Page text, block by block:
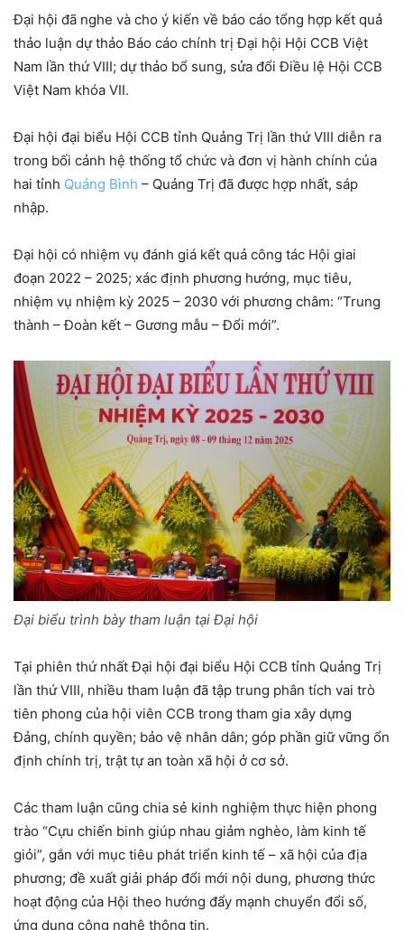
Đại hội đã nghe và cho ý kiến về báo cáo tổng hợp kết quả
thảo luận dự thảo Báo cáo chính trị Đại hội Hội CCB Việt
Nam lần thứ VIII; dự thảo bổ sung, sửa đổi Điều lệ Hội CCB
Việt Nam khóa VII.
Đại hội đại biểu Hội CCB tỉnh Quảng Trị lần thứ VIII diễn ra
trong bối cảnh hệ thống tổ chức và đơn vị hành chính của
hai tỉnh Quảng Bình – Quảng Trị đã được hợp nhất, sáp
nhập.
Đại hội có nhiệm vụ đánh giá kết quả công tác Hội giai
đoạn 2022 – 2025; xác định phương hướng, mục tiêu,
nhiệm vụ nhiệm kỳ 2025 – 2030 với phương châm: “Trung
thành – Đoàn kết – Gương mẫu – Đổi mới”.
Đại biểu trình bày tham luận tại Đại hội
Tại phiên thứ nhất Đại hội đại biểu Hội CCB tỉnh Quảng Trị
lần thứ VIII, nhiều tham luận đã tập trung phân tích vai trò
tiên phong của hội viên CCB trong tham gia xây dựng
Đảng, chính quyền; bảo vệ nhân dân; góp phần giữ vững ổn
định chính trị, trật tự an toàn xã hội ở cơ sở.
Các tham luận cũng chia sẻ kinh nghiệm thực hiện phong
trào “Cựu chiến binh giúp nhau giảm nghèo, làm kinh tế
giỏi”, gắn với mục tiêu phát triển kinh tế – xã hội của địa
phương; đề xuất giải pháp đổi mới nội dung, phương thức
hoạt động của Hội theo hướng đẩy mạnh chuyển đổi số,
ứng dụng công nghệ thông tin.